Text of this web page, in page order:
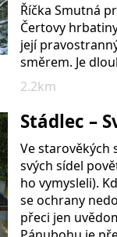
Říčka Smutná
Čertovy
její
směrem. Je
2.2km
Stádlec –
Ve starověkých
svých sídel
ho vymysleli).
se ochrany
přeci jen